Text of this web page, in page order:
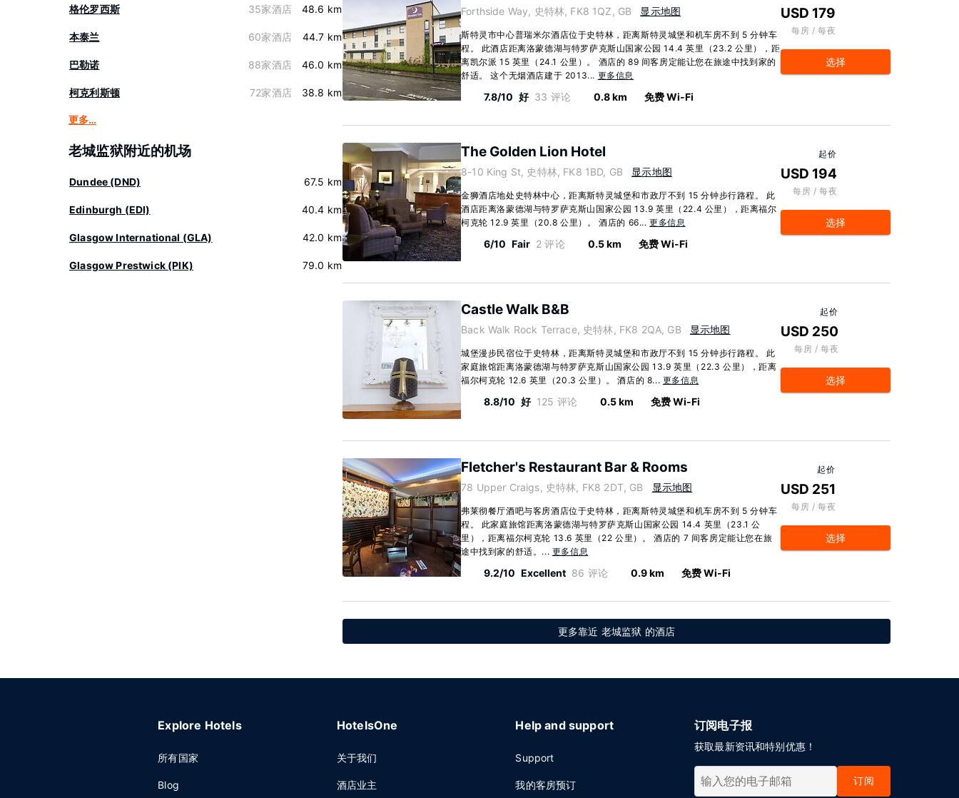
格伦罗西斯 35家酒店 48.6 km
本泰兰 60家酒店 44.7 km
巴勒诺 88家酒店 46.0 km
柯克利斯顿 72家酒店 38.8 km
更多…
老城监狱附近的机场
Dundee (DND) 67.5 km
Edinburgh (EDI) 40.4 km
Glasgow International (GLA) 42.0 km
Glasgow Prestwick (PIK) 79.0 km
Forthside Way, 史特林, FK8 1QZ, GB 显示地图
斯特灵市中心普瑞米尔酒店位于史特林，距离斯特灵城堡和机车房不到 5 分钟车
程。 此酒店距离洛蒙德湖与特罗萨克斯山国家公园 14.4 英里（23.2 公里），距
离凯尔派 15 英里（24.1 公里）。 酒店的 89 间客房定能让您在旅途中找到家的
舒适。 这个无烟酒店建于 2013... 更多信息
7.8/10 好 33 评论 0.8 km 免费 Wi-Fi
USD 179
每房 / 每夜
选择
The Golden Lion Hotel
8-10 King St, 史特林, FK8 1BD, GB 显示地图
金狮酒店地处史特林中心，距离斯特灵城堡和市政厅不到 15 分钟步行路程。 此
酒店距离洛蒙德湖与特罗萨克斯山国家公园 13.9 英里（22.4 公里），距离福尔
柯克轮 12.9 英里（20.8 公里）。 酒店的 66...更多信息
6/10 Fair 2 评论 0.5 km 免费 Wi-Fi
起价
USD 194
每房 / 每夜
选择
Castle Walk B&B
Back Walk Rock Terrace, 史特林, FK8 2QA, GB 显示地图
城堡漫步民宿位于史特林，距离斯特灵城堡和市政厅不到 15 分钟步行路程。 此
家庭旅馆距离洛蒙德湖与特罗萨克斯山国家公园 13.9 英里（22.3 公里），距离
福尔柯克轮 12.6 英里（20.3 公里）。 酒店的 8... 更多信息
8.8/10 好 125 评论 0.5 km 免费 Wi-Fi
起价
USD 250
每房 / 每夜
选择
Fletcher's Restaurant Bar & Rooms
78 Upper Craigs, 史特林, FK8 2DT, GB 显示地图
弗莱彻餐厅酒吧与客房酒店位于史特林，距离斯特灵城堡和机车房不到 5 分钟车
程。 此家庭旅馆距离洛蒙德湖与特罗萨克斯山国家公园 14.4 英里（23.1 公
里），距离福尔柯克轮 13.6 英里（22 公里）。 酒店的 7 间客房定能让您在旅
途中找到家的舒适。... 更多信息
9.2/10 Excellent 86 评论 0.9 km 免费 Wi-Fi
起价
USD 251
每房 / 每夜
选择
更多靠近 老城监狱 的酒店
Explore Hotels
所有国家
Blog
HotelsOne
关于我们
酒店业主
Help and support
Support
我的客房预订
订阅电子报
获取最新资讯和特别优惠！
订阅